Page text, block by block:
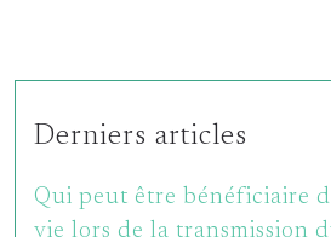
Derniers articles
Qui peut être bénéficiaire
vie lors de la transmission